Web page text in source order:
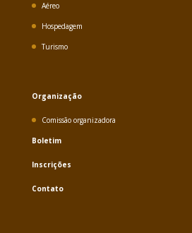
Aéreo
Hospedagem
Turismo
Organização
Comissão organizadora
Boletim
Inscrições
Contato